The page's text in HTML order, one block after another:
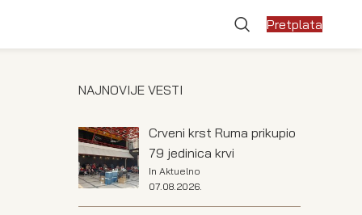
Pretplata
NAJNOVIJE VESTI
Crveni krst Ruma prikupio
79 jedinica krvi
In Aktuelno
07.08.2026.